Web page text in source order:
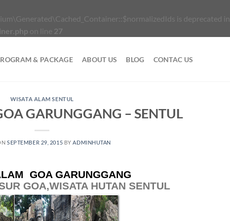
is deprecated in
on line 27
& PACKAGE ABOUT US BLOG CONTAC US
WISATA ALAM SENTUL
GARUNGGANG – SENTUL
SEPTEMBER 29, 2015 BY ADMINHUTAN
GOA GARUNGGANG
GOA,WISATA HUTAN SENTUL